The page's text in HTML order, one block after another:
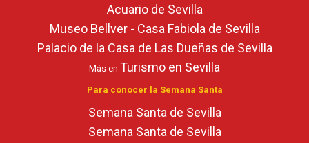
Acuario de Sevilla
Museo Bellver - Casa Fabiola de Sevilla
Palacio de la Casa de Las Dueñas de Sevilla
Más en Turismo en Sevilla
Para conocer la Semana Santa
Semana Santa de Sevilla
Semana Santa de Sevilla